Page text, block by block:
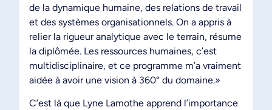
de la dynamique humaine, des relations de travail
et des systèmes organisationnels. On a appris à
relier la rigueur analytique avec le terrain, résume
la diplômée. Les ressources humaines, c’est
multidisciplinaire, et ce programme m’a vraiment
aidée à avoir une vision à 360° du domaine.»
C’est là que Lyne Lamothe apprend l’importance